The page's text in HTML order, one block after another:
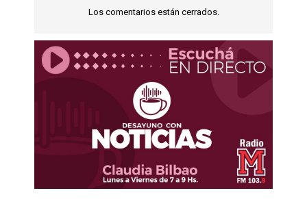
Los comentarios están cerrados.